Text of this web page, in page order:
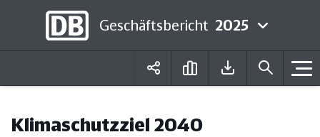
Geschäftsbericht 2025
Klimaschutzziel 2040